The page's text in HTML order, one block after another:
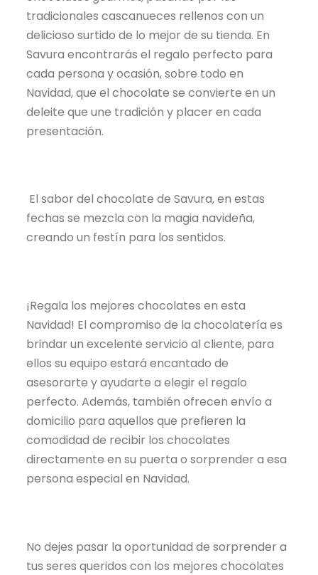
tradicionales cascanueces rellenos con un
delicioso surtido de lo mejor de su tienda. En
Savura encontrarás el regalo perfecto para
cada persona y ocasión, sobre todo en
Navidad, que el chocolate se convierte en un
deleite que une tradición y placer en cada
presentación.
El sabor del chocolate de Savura, en estas
fechas se mezcla con la magia navideña,
creando un festín para los sentidos.
¡Regala los mejores chocolates en esta
Navidad! El compromiso de la chocolatería es
brindar un excelente servicio al cliente, para
ellos su equipo estará encantado de
asesorarte y ayudarte a elegir el regalo
perfecto. Además, también ofrecen envío a
domicilio para aquellos que prefieren la
comodidad de recibir los chocolates
directamente en su puerta o sorprender a esa
persona especial en Navidad.
No dejes pasar la oportunidad de sorprender a
tus seres queridos con los mejores chocolates